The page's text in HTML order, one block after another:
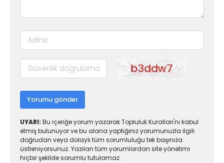
Yorumu gönder
UYARI: Bu içeriğe yorum yazarak Topluluk Kuralları'nı kabul
etmiş bulunuyor ve bu alana yaptığınız yorumunuzla ilgili
doğrudan veya dolaylı tüm sorumluluğu tek başınıza
üstleniyorsunuz. Yazılan tüm yorumlardan site yönetimi
hiçbir şekilde sorumlu tutulamaz.